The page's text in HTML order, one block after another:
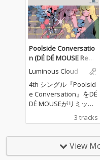
ック的な和音構成とア
ンサンブルに荒れたタ
ブラ、割れまくったサ
ブベース、無機質なが
ら不快感と怒りを体現
した調声された初音ミ
クの歌全てが歪んだ、
幻想的で不快感マック
スなダークメルヘンモ
ダンバレエボカロ！
Poolside Conversatio
n (DÉ DÉ MOUSE Remi
x)Luminous Cloud
4th シングル『Poolsid
e Conversation』をDÉ
DÉ MOUSEがリミック
ックスウィング的なア
ーでスロウなイントロ
からのアッパーなテン
3 tracks
View